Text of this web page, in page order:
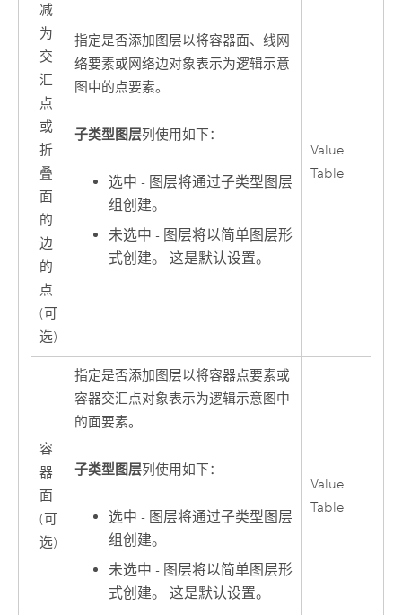
减
为
交
汇
点
或
折
叠
面
的
边
的
点
(可
选)
指定是否添加图层以将容器面、线网
络要素或网络边对象表示为逻辑示意
图中的点要素。
子类型图层列使用如下：
选中 - 图层将通过子类型图层
组创建。
未选中 - 图层将以简单图层形
式创建。 这是默认设置。
Value
Table
容
器
面
(可
选)
指定是否添加图层以将容器点要素或
容器交汇点对象表示为逻辑示意图中
的面要素。
子类型图层列使用如下：
选中 - 图层将通过子类型图层
组创建。
未选中 - 图层将以简单图层形
式创建。 这是默认设置。
Value
Table